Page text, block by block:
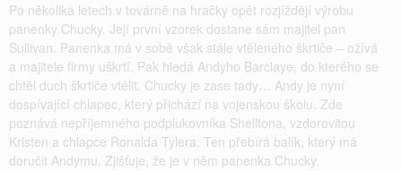
Po několika letech v továrně na hračky opět rozjíždějí výrobu
panenky Chucky. Její první vzorek dostane sám majitel pan
Sullivan. Panenka má v sobě však stále vtěleného škrtiče – ožívá
a majitele firmy uškrtí. Pak hledá Andyho Barclaye, do kterého se
chtěl duch škrtiče vtělit. Chucky je zase tady… Andy je nyní
dospívající chlapec, který přichází na vojenskou školu. Zde
poznává nepříjemného podplukovníka Shelltona, vzdorovitou
Kristen a chlapce Ronalda Tylera. Ten přebírá balík, který má
doručit Andymu. Zjišťuje, že je v něm panenka Chucky.